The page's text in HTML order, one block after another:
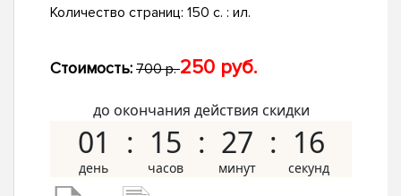
Количество страниц: 150 с. : ил.
Стоимость: 700 р.250 руб.
до окончания действия скидки
01 15 27 16